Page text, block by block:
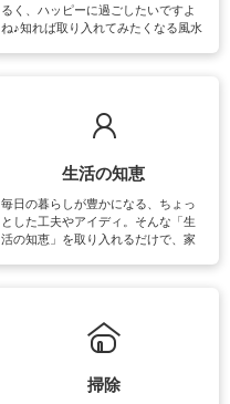
るく、ハッピーに過ごしたいですよ
ね♪知れば取り入れてみたくなる風水
生活の知恵
毎日の暮らしが豊かになる、ちょっ
とした工夫やアイディ。そんな「生
活の知恵」を取り入れるだけで、家
掃除